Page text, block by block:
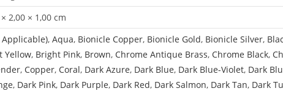
2,00 × 1,00 cm
, Aqua, Bionicle Copper, Bionicle Gold, Bionicle Silver,
Yellow, Bright Pink, Brown, Chrome Antique Brass, Chrome Black,
, Copper, Coral, Dark Azure, Dark Blue, Dark Blue-Violet, Dark
, Dark Pink, Dark Purple, Dark Red, Dark Salmon, Dark Tan, Dark